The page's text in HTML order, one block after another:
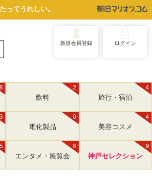
ってうれしい。
新規会員登録 ログイン
8 2
飲料
4
旅行・宿泊
3 0
電化製品
4
美容コスメ
5 6
エンタメ・展覧会
9
神戸セレクション